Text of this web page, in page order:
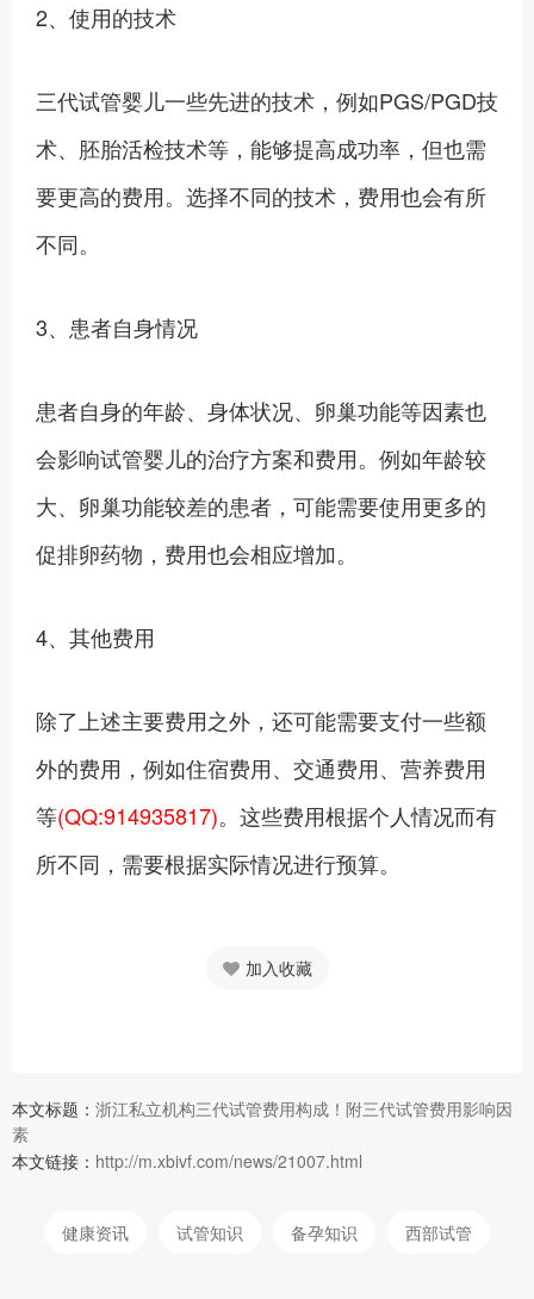
2、使用的技术
三代试管婴儿一些先进的技术，例如PGS/PGD技
术、胚胎活检技术等，能够提高成功率，但也需
要更高的费用。选择不同的技术，费用也会有所
不同。
3、患者自身情况
患者自身的年龄、身体状况、卵巢功能等因素也
会影响试管婴儿的治疗方案和费用。例如年龄较
大、卵巢功能较差的患者，可能需要使用更多的
促排卵药物，费用也会相应增加。
4、其他费用
除了上述主要费用之外，还可能需要支付一些额
外的费用，例如住宿费用、交通费用、营养费用
等(QQ:914935817)。这些费用根据个人情况而有
所不同，需要根据实际情况进行预算。
加入收藏
本文标题： 浙江私立机构三代试管费用构成！附三代试管费用影响因
素
本文链接： http://m.xbivf.com/news/21007.html
健康资讯 试管知识 备孕知识 西部试管